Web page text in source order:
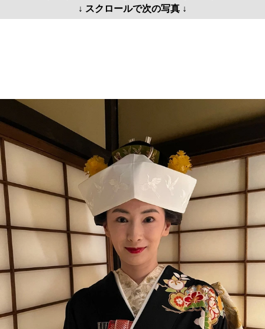
↓ スクロールで次の写真 ↓